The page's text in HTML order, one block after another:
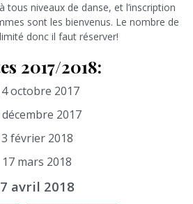
tous niveaux de danse, et l’inscription
sont les bienvenus. Le nombre de
donc il faut réserver!
2017/2018:
octobre 2017
2017
3 février 2018
17 mars 2018
7 avril 2018